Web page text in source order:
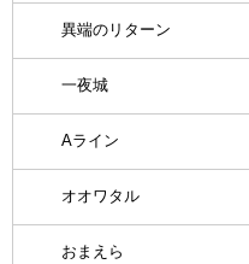
異端のリターン
一夜城
Aライン
オオワタル
おまえら